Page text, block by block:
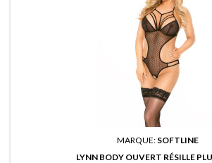
MARQUE: SOFTLINE
LYNN BODY OUVERT RÉSILLE